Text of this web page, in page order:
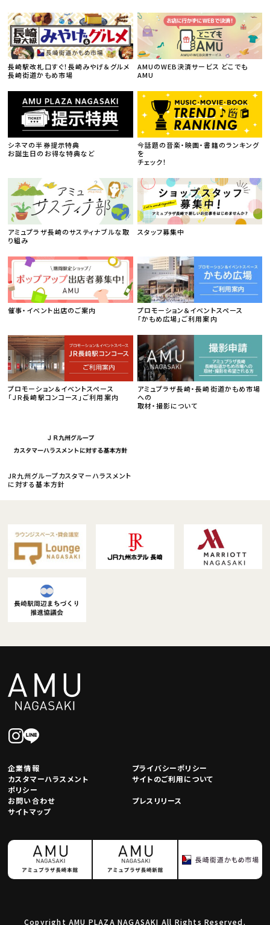
長崎駅改札口すぐ！長崎みやげ＆グルメ
長崎街道かもめ市場
AMUのWEB決済サービス どこでも
AMU
シネマの半券提示特典
お誕生日のお得な特典など
今話題の音楽・映画・書籍のランキング
を
チェック！
アミュプラザ長崎のサスティナブルな取
り組み
スタッフ募集中
催事・イベント出店のご案内
プロモーション＆イベントスペース
「かもめ広場」ご利用案内
プロモーション＆イベントスペース
「ＪＲ長崎駅コンコース」ご利用案内
アミュプラザ長崎・長崎街道かもめ市場
への
取材・撮影について
JR九州グループカスタマーハラスメント
に対する基本方針
企業情報
プライバシーポリシー
カスタマーハラスメント
ポリシー
サイトのご利用について
お問い合わせ
プレスリリース
サイトマップ
Copyright AMU PLAZA NAGASAKI All Rights Reserved.